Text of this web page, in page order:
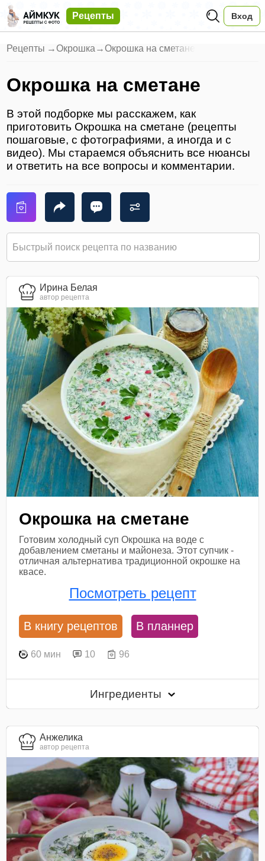
Рецепты Вход
Рецепты →Окрошка →Окрошка на сметане
Окрошка на сметане
В этой подборке мы расскажем, как
приготовить Окрошка на сметане (рецепты
пошаговые, с фотографиями, а иногда и с
видео). Мы стараемся объяснить все нюансы
и ответить на все вопросы и комментарии.
Ирина Белая
автор рецепта
Окрошка на сметане
Готовим холодный суп Окрошка на воде с
добавлением сметаны и майонеза. Этот супчик -
отличная альтернатива традиционной окрошке на
квасе.
Посмотреть рецепт
В книгу рецептов В планнер
60 мин 10 96
Ингредиенты
Анжелика
автор рецепта